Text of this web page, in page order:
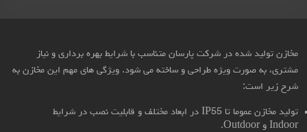
مخازن تولید شده در شرکت پارسان متناسب با شرایط بهره برداری و نیاز
مشتری، به صورت ویژه طراحی و ساخته می شود. ویژگی های مهم این مخازن به
شرح زیر است:
تولید مخازن عموما تا IP55 در ابعاد مختلف و قابلیت نصب در شرایط
Indoor و Outdoor.